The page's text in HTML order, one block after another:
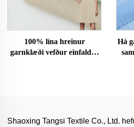
100% lína hreinur
garnklæði vefður einfaldur
Há
Shaoxing Tangsi Textile Co., Ltd.